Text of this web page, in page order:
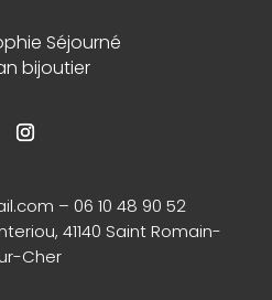
Séjourné
bijoutier
– 06 10 48 90 52
41140 Saint Romain-
Cher